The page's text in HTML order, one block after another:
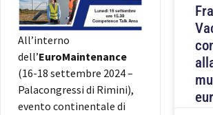
All’interno
dell’EuroMaintenance
(16-18 settembre 2024 –
Palacongressi di Rimini),
evento continentale di